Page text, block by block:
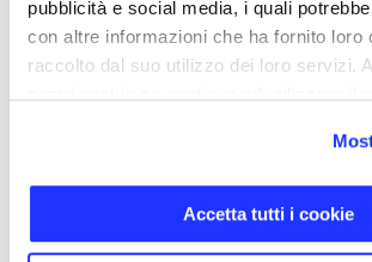
pubblicità e social media, i quali
con altre informazioni che ha fornito loro
raccolto dal suo utilizzo dei loro servizi.
Accetta tutti i cookie
La garanzia trasparente in
ambito Hi-Tech
tessile, Konsumer e
hanno passato in rassegna
settore tecnologico e hanno